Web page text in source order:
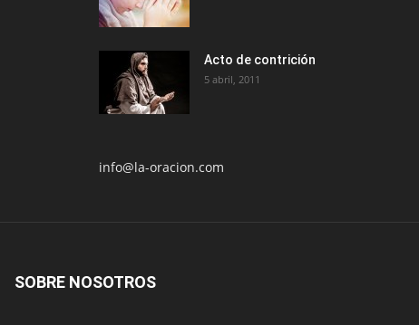
Acto de contrición
5 abril, 2011
info@la-oracion.com
SOBRE NOSOTROS